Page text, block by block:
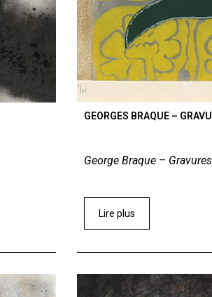
GEORGES BRAQUE –
George Braque – Gravures
Lire plus